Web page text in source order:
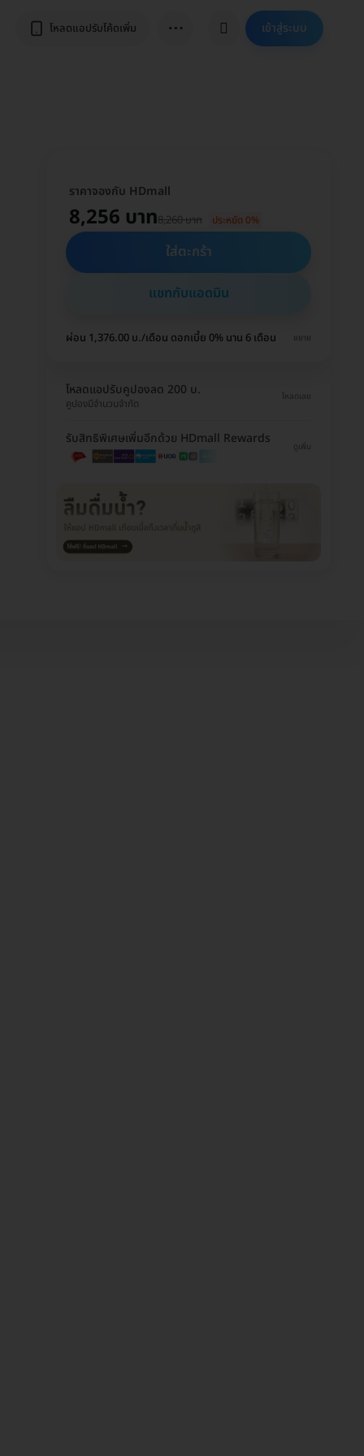
โหลดแอปรับโค้ดเพิ่ม ⋯ เข้าสู่ระบบ
ราคาจองกับ HDmall
8,256 บาท8,260 บาท ประหยัด 0%
ใส่ตะกร้า
แชทกับแอดมิน
ผ่อน 1,376.00 บ./เดือน ดอกเบี้ย 0% นาน 6 เดือน ขยาย
โหลดแอปรับคูปองลด 200 บ.
คูปองมีจำนวนจำกัด
โหลดเลย
รับสิทธิพิเศษเพิ่มอีกด้วย HDmall Rewards
ดูเพิ่ม